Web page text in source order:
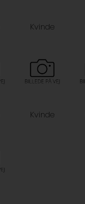
Kvinde
Kvinde